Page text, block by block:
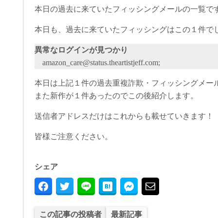
本日の過去に来ていたフィッシングメールの一覧で
本日も、過去に来ていたフィッシングはこの１件で
異常なログインが見つかり
amazon_care@status.theartistjeff.com;
本日は上記１件の過去重複詐欺・フィッシングメー
また新作が１件あったのでこの後紹介します。
送信者アドレスだけはこれからも載せていきます！
皆様ご注意ください。
シェア
この記事の投稿者 最新記事